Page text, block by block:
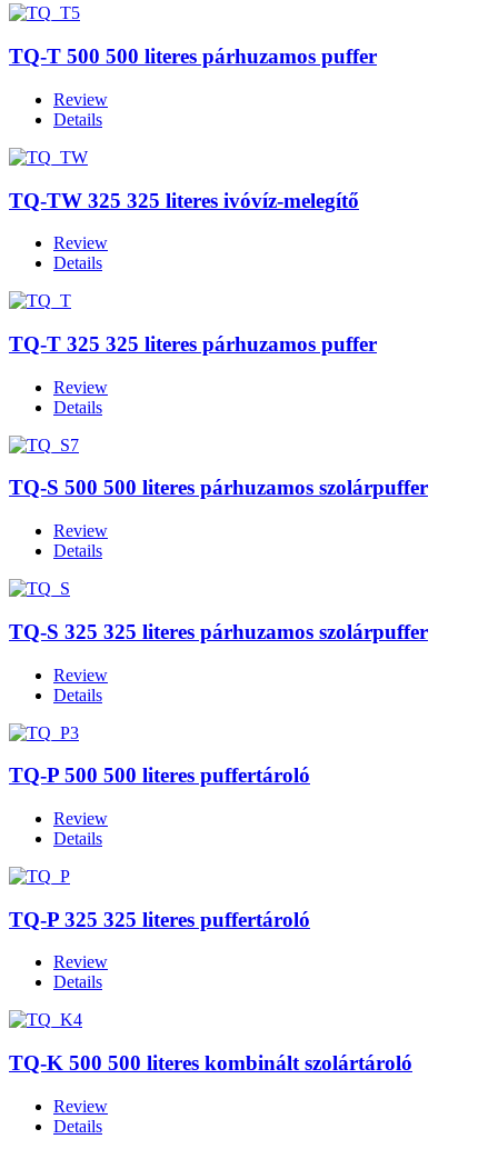
TQ-T 500 500 literes párhuzamos puffer
Review
Details
TQ-TW 325 325 literes ivóvíz-melegítő
Review
Details
TQ-T 325 325 literes párhuzamos puffer
Review
Details
TQ-S 500 500 literes párhuzamos szolárpuffer
Review
Details
TQ-S 325 325 literes párhuzamos szolárpuffer
Review
Details
TQ-P 500 500 literes puffertároló
Review
Details
TQ-P 325 325 literes puffertároló
Review
Details
TQ-K 500 500 literes kombinált szolártároló
Review
Details